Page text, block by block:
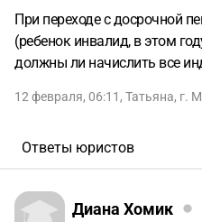
При переходе с досрочной
(ребенок инвалид, в этом
должны ли начислить все
12 февраля, 06:11 , Татьяна, г.
Ответы юристов
Диана Хомик